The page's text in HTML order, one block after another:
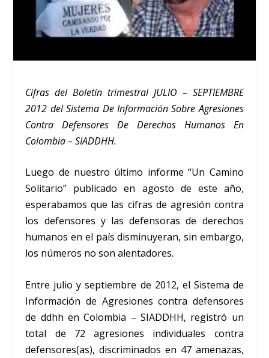
Cifras del Boletín trimestral JULIO – SEPTIEMBRE
2012 del Sistema De Información Sobre Agresiones
Contra Defensores De Derechos Humanos En
Colombia – SIADDHH.
Luego de nuestro último informe “Un Camino
Solitario” publicado en agosto de este año,
esperabamos que las cifras de agresión contra
los defensores y las defensoras de derechos
humanos en el país disminuyeran, sin embargo,
los números no son alentadores.
Entre julio y septiembre de 2012, el Sistema de
Información de Agresiones contra defensores
de ddhh en Colombia – SIADDHH, registró un
total de 72 agresiones individuales contra
defensores(as), discriminados en 47 amenazas,